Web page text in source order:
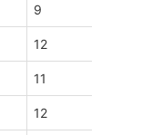
9
12
11
12